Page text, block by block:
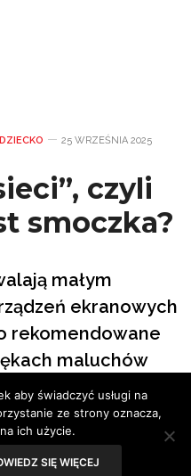
25 WRZEŚNIA 2025
czyli
smoczka?
małym
ekranowych
rekomendowane
maluchów
smoczka?
to pytanie dzięki
„Brzdąc w sieci.”
aby świadczyć usługi na
ze strony oznacza,
ich użycie.
SIĘ WIĘCEJ